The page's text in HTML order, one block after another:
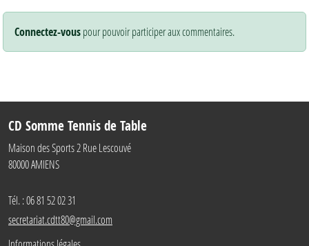
Connectez-vouspour pouvoir participer aux commentaires.
CD Somme Tennis de Table
Maison des Sports 2 Rue Lescouvé
80000AMIENS
Tél. :06 81 52 02 31
secretariat.cdtt80@gmail.com